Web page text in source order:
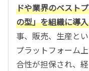
ドや業界のベスト
の型」を組織に導
事、販売、生産と
プラットフォーム
合性が担保され、